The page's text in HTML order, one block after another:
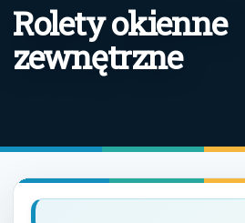
Rolety okienne
zewnętrzne